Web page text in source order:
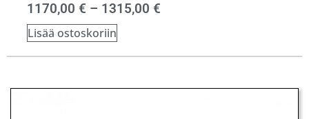
1170,00 € – 1315,00 €
Lisää ostoskoriin